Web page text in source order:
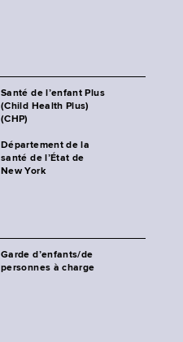
Santé de l’enfant Plus
(Child Health Plus)
(CHP)
Département de la
santé de l’État de
New York
Garde d’enfants/de
personnes à charge